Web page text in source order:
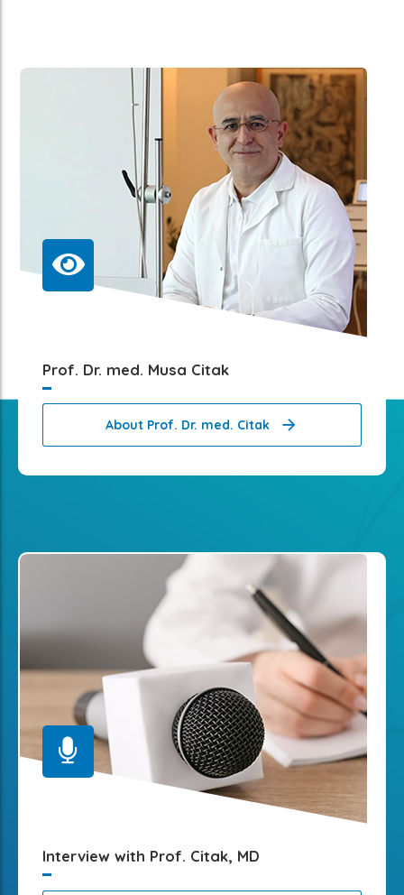
Prof. Dr. med. Musa Citak
About Prof. Dr. med. Citak
Interview with Prof. Citak, MD